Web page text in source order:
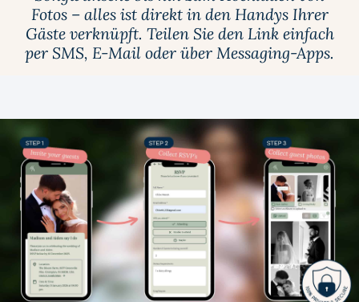
Fotos – alles ist direkt in den Handys Ihrer
Gäste verknüpft. Teilen Sie den Link einfach
per SMS, E-Mail oder über Messaging-Apps.